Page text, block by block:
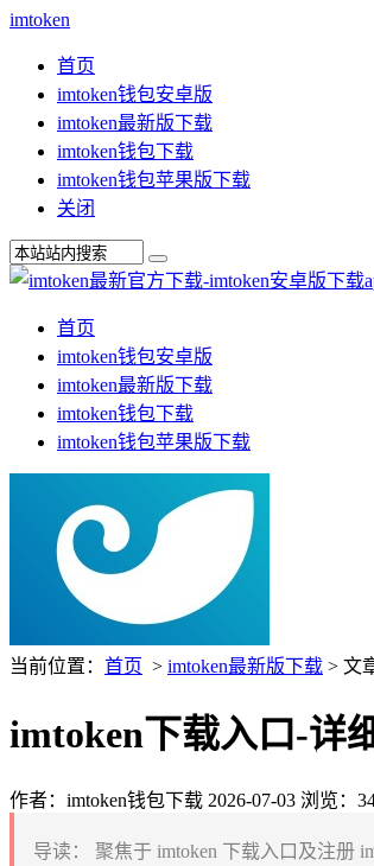
imtoken
首页
imtoken钱包安卓版
imtoken最新版下载
imtoken钱包下载
imtoken钱包苹果版下载
关闭
首页
imtoken钱包安卓版
imtoken最新版下载
imtoken钱包下载
imtoken钱包苹果版下载
当前位置： 首页 > imtoken最新版下载 > 文
imtoken下载入口-详
作者：imtoken钱包下载 2026-07-03 浏览：
导读：
聚焦于 imtoken 下载入口及注册